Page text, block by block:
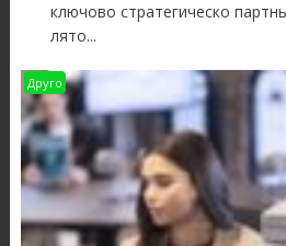
ключово стратегическо
лято...
Друго